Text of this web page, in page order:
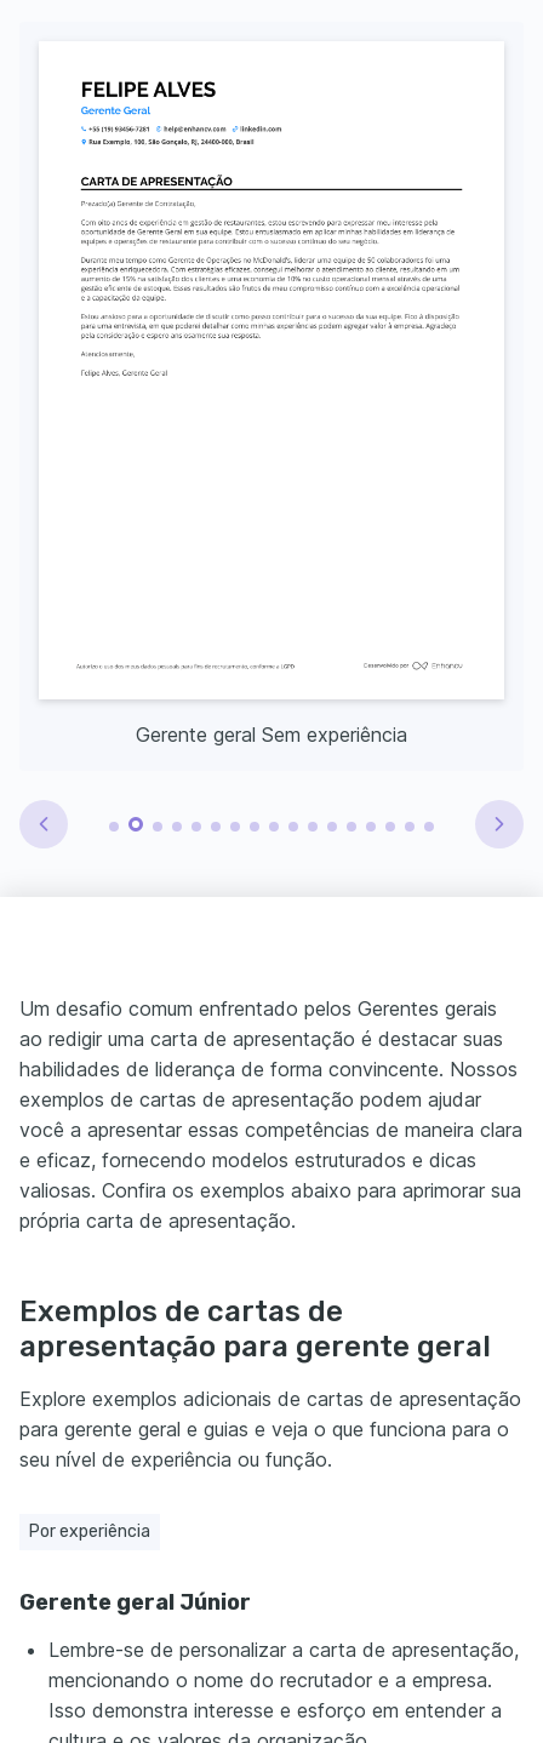
Gerente geral Sem experiência
Um desafio comum enfrentado pelos Gerentes gerais
ao redigir uma carta de apresentação é destacar suas
habilidades de liderança de forma convincente. Nossos
exemplos de cartas de apresentação podem ajudar
você a apresentar essas competências de maneira clara
e eficaz, fornecendo modelos estruturados e dicas
valiosas. Confira os exemplos abaixo para aprimorar sua
própria carta de apresentação.
Exemplos de cartas de
apresentação para gerente geral
Explore exemplos adicionais de cartas de apresentação
para gerente geral e guias e veja o que funciona para o
seu nível de experiência ou função.
Por experiência
Gerente geral Júnior
Lembre-se de personalizar a carta de apresentação,
mencionando o nome do recrutador e a empresa.
Isso demonstra interesse e esforço em entender a